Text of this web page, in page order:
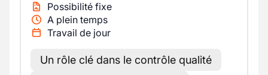
Possibilité fixe
A plein temps
Travail de jour
Un rôle clé dans le contrôle qualité